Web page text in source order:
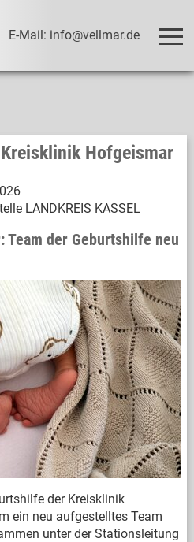
E-Mail: info@vellmar.de
Hofgeismar
LANDKREIS KASSEL
der Geburtshilfe neu
der Kreisklinik
ein neu aufgestelltes Team
unter der Stationsleitung